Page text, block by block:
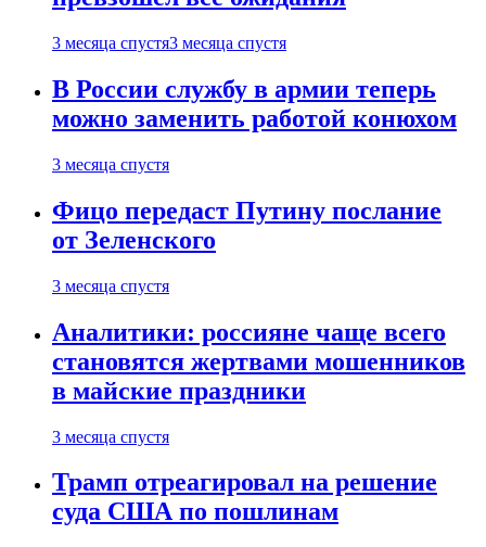
3 месяца спустя3 месяца спустя
В России службу в армии теперь
можно заменить работой конюхом
3 месяца спустя
Фицо передаст Путину послание
от Зеленского
3 месяца спустя
Аналитики: россияне чаще всего
становятся жертвами мошенников
в майские праздники
3 месяца спустя
Трамп отреагировал на решение
суда США по пошлинам